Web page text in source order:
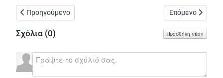
Προηγούμενο άρθρο: Ξαναρχίζει η δίκη Σεπολίων - 20 Μάρτη
Προηγούμενο Επόμενο άρθρο:
Επόμενο
Σχόλια (0) Προσθήκη νέου